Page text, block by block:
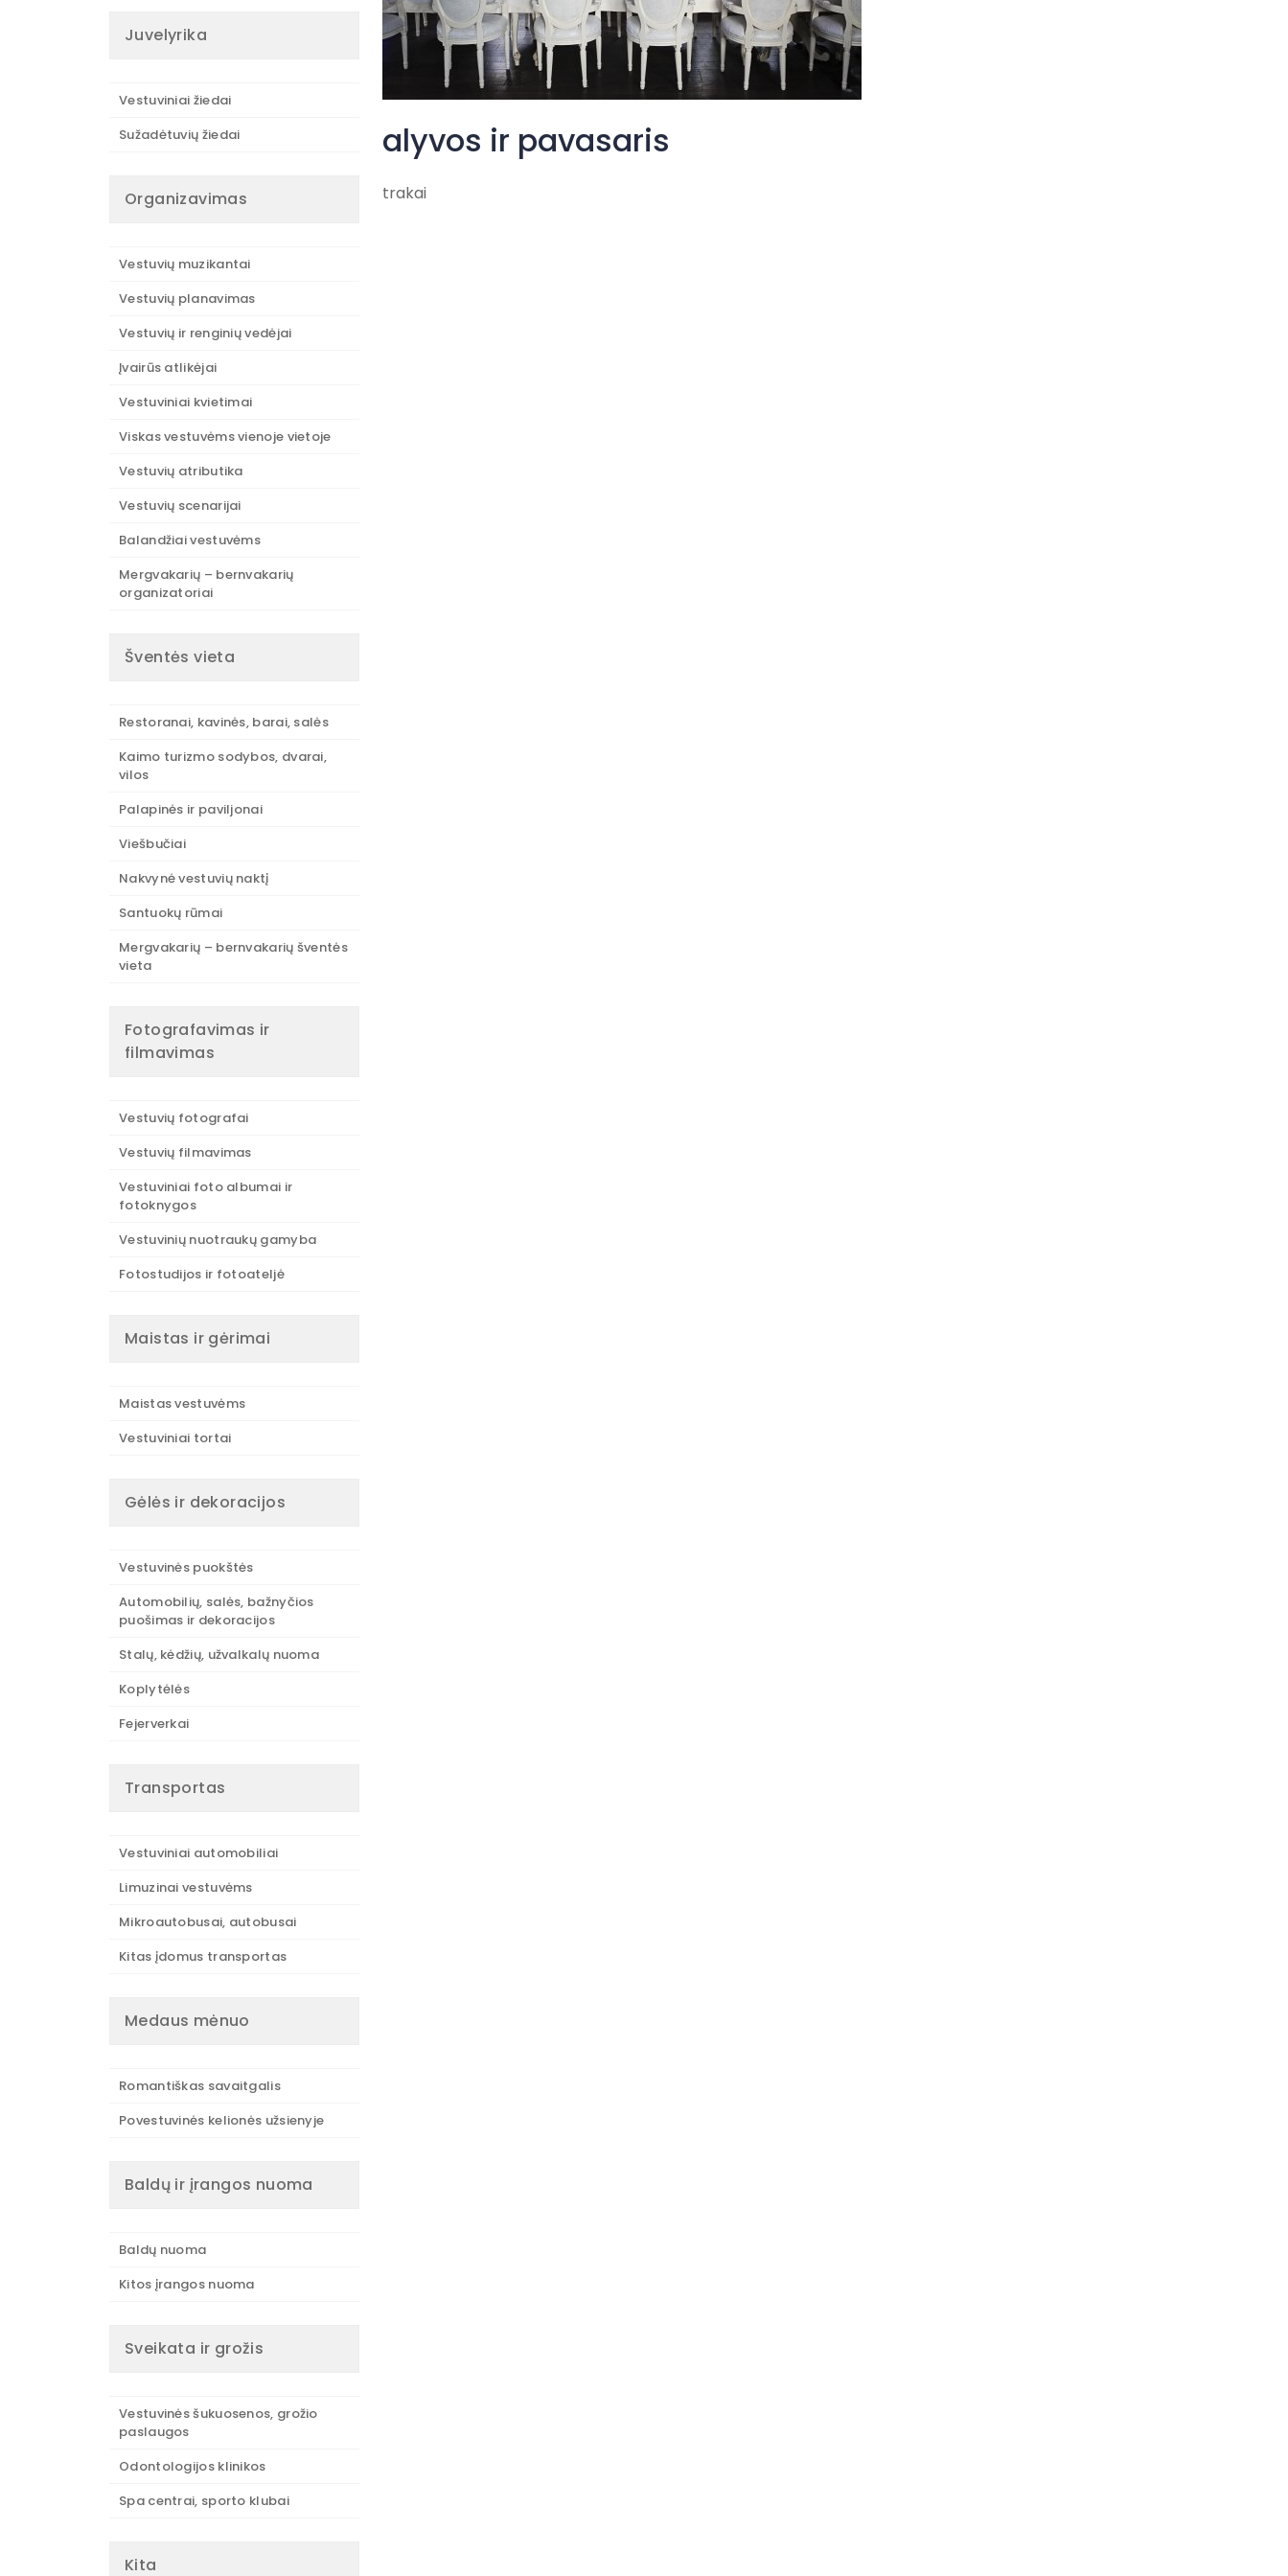
Juvelyrika
Vestuviniai žiedai
Sužadėtuvių žiedai
Organizavimas
Vestuvių muzikantai
Vestuvių planavimas
Vestuvių ir renginių vedėjai
Įvairūs atlikėjai
Vestuviniai kvietimai
Viskas vestuvėms vienoje vietoje
Vestuvių atributika
Vestuvių scenarijai
Balandžiai vestuvėms
Mergvakarių – bernvakarių
organizatoriai
Šventės vieta
Restoranai, kavinės, barai, salės
Kaimo turizmo sodybos, dvarai,
vilos
Palapinės ir paviljonai
Viešbučiai
Nakvynė vestuvių naktį
Santuokų rūmai
Mergvakarių – bernvakarių šventės
vieta
Fotografavimas ir
filmavimas
Vestuvių fotografai
Vestuvių filmavimas
Vestuviniai foto albumai ir
fotoknygos
Vestuvinių nuotraukų gamyba
Fotostudijos ir fotoateljė
Maistas ir gėrimai
Maistas vestuvėms
Vestuviniai tortai
Gėlės ir dekoracijos
Vestuvinės puokštės
Automobilių, salės, bažnyčios
puošimas ir dekoracijos
Stalų, kėdžių, užvalkalų nuoma
Koplytėlės
Fejerverkai
Transportas
Vestuviniai automobiliai
Limuzinai vestuvėms
Mikroautobusai, autobusai
Kitas įdomus transportas
Medaus mėnuo
Romantiškas savaitgalis
Povestuvinės kelionės užsienyje
Baldų ir įrangos nuoma
Baldų nuoma
Kitos įrangos nuoma
Sveikata ir grožis
Vestuvinės šukuosenos, grožio
paslaugos
Odontologijos klinikos
Spa centrai, sporto klubai
Kita
alyvos ir pavasaris
trakai